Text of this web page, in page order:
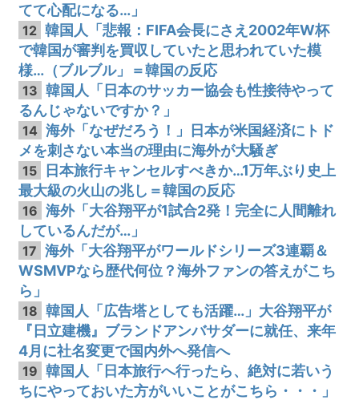
てて心配になる…」
12 韓国人「悲報：FIFA会長にさえ2002年W杯
で韓国が審判を買収していたと思われていた模
様…（ブルブル」＝韓国の反応
13 韓国人「日本のサッカー協会も性接待やって
るんじゃないですか？」
14 海外「なぜだろう！」日本が米国経済にトド
メを刺さない本当の理由に海外が大騒ぎ
15
日本旅行キャンセルすべきか…1万年ぶり史上
最大級の火山の兆し＝韓国の反応
16 海外「大谷翔平が1試合2発！完全に人間離れ
しているんだが…」
17 海外「大谷翔平がワールドシリーズ3連覇＆
WSMVPなら歴代何位？海外ファンの答えがこち
ら」
18 韓国人「広告塔としても活躍…」大谷翔平が
『日立建機』ブランドアンバサダーに就任、来年
4月に社名変更で国内外へ発信へ
19 韓国人「日本旅行へ行ったら、絶対に若いう
ちにやっておいた方がいいことがこちら・・・」